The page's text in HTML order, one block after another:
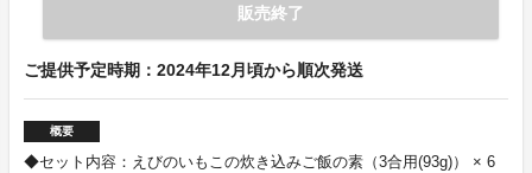
販売終了
ご提供予定時期：2024年12月頃から順次発送
概要
◆セット内容：えびのいもこの炊き込みご飯の素（3合用(93g)） × 6